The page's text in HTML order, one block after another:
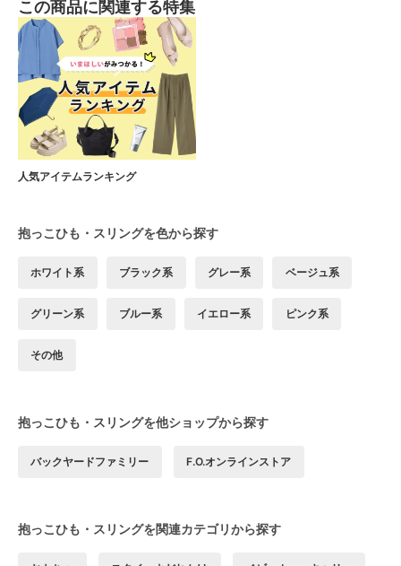
この商品に関連する特集
人気アイテムランキング
抱っこひも・スリングを色から探す
ホワイト系 ブラック系 グレー系 ベージュ系
グリーン系 ブルー系 イエロー系 ピンク系
その他
抱っこひも・スリングを他ショップから探す
バックヤードファミリー F.O.オンラインストア
抱っこひも・スリングを関連カテゴリから探す